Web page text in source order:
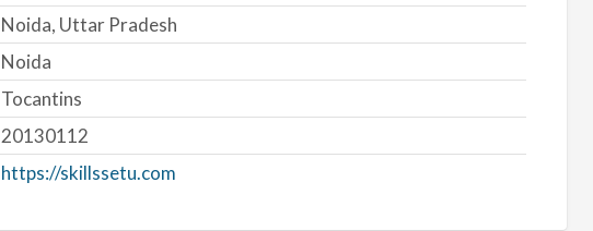
Noida, Uttar Pradesh
Noida
Tocantins
20130112
https://skillssetu.com